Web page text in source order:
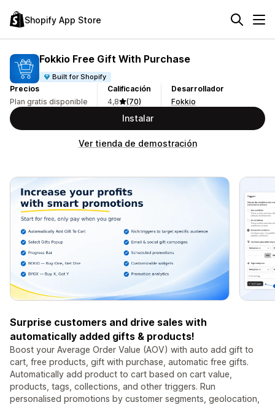
Shopify App Store
Fokkio Free Gift With Purchase
Built for Shopify
Precios
Plan gratis disponible
Calificación
4,8
(70)
Desarrollador
Fokkio
Instalar
Ver tienda de demostración
Surprise customers and drive sales with
automatically added gifts & products!
Boost your Average Order Value (AOV) with auto add gift to
cart, free products, gift with purchase, automatic free gifts.
Automatically add product to cart based on cart value,
products, tags, collections, and other triggers. Run
personalised promotions by customer segments, geolocation,